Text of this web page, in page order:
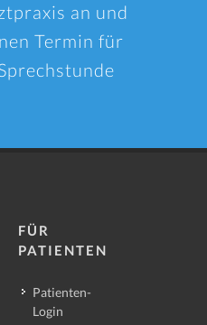
an und
Termin für
FÜR
PATIENTEN
Patienten-
Login